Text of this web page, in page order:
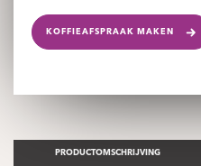
KOFFIEAFSPRAAK MAKEN
PRODUCTOMSCHRIJVING